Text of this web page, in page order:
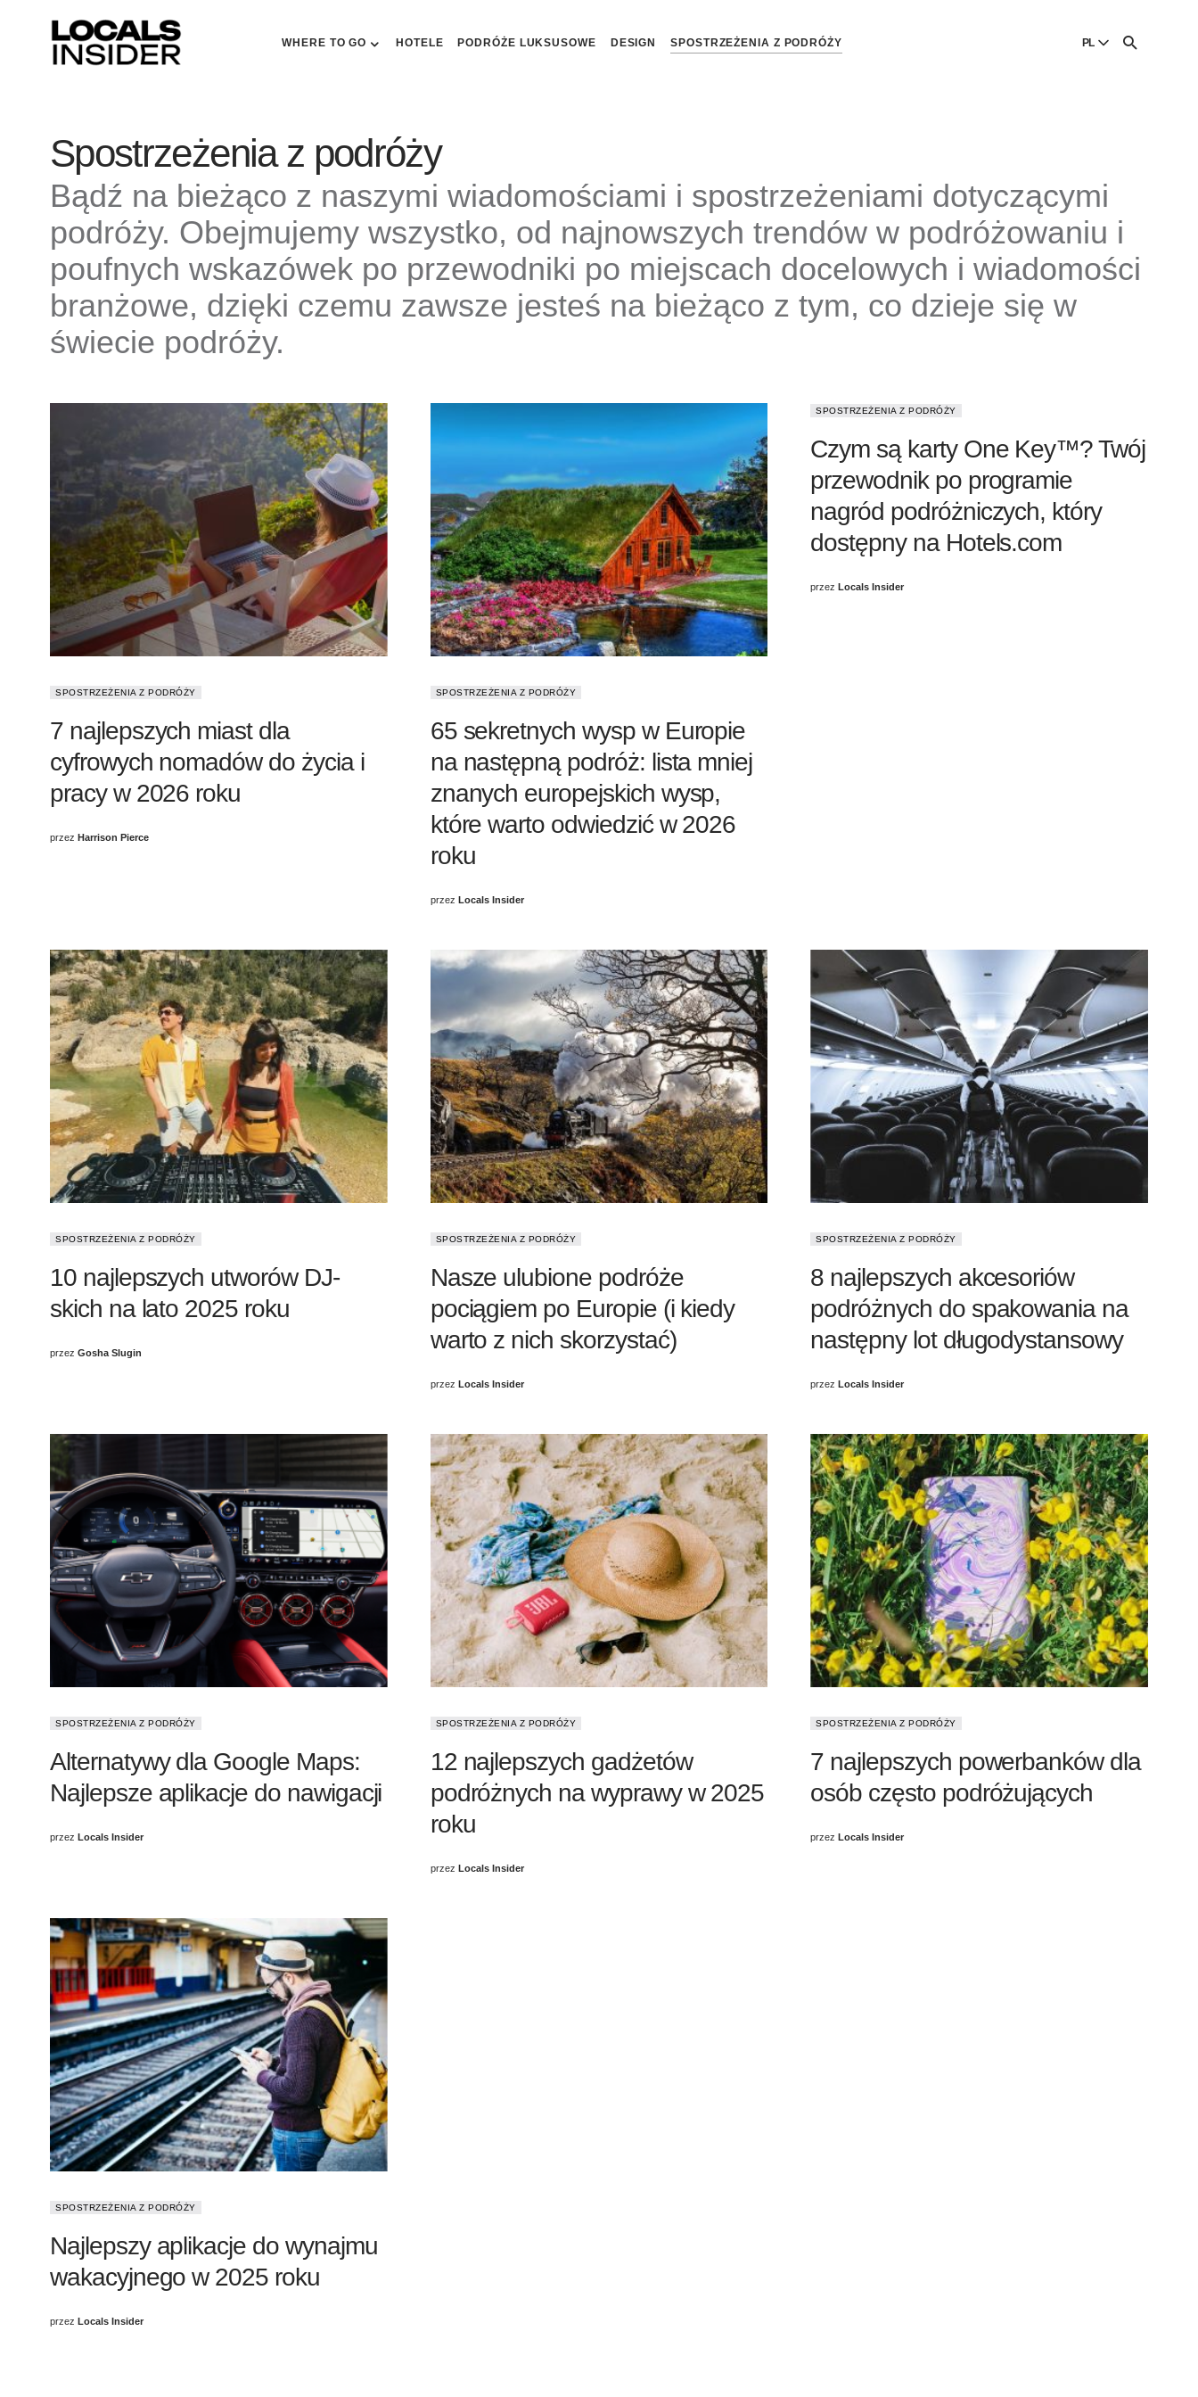
WHERE TO GO HOTELE PODRÓŻE LUKSUSOWE DESIGN SPOSTRZEŻENIA Z PODRÓŻY PL
Polski
Русский
Russian
Spostrzeżenia z podróży
Bądź na bieżąco z naszymi wiadomościami i spostrzeżeniami dotyczącymi
podróży. Obejmujemy wszystko, od najnowszych trendów w podróżowaniu i
poufnych wskazówek po przewodniki po miejscach docelowych i wiadomości
branżowe, dzięki czemu zawsze jesteś na bieżąco z tym, co dzieje się w
świecie podróży.
SPOSTRZEŻENIA Z PODRÓŻY
7 najlepszych miast dla
cyfrowych nomadów do życia i
pracy w 2026 roku
przez Harrison Pierce
SPOSTRZEŻENIA Z PODRÓŻY
65 sekretnych wysp w Europie
na następną podróż: lista mniej
znanych europejskich wysp,
które warto odwiedzić w 2026
roku
przez Locals Insider
SPOSTRZEŻENIA Z PODRÓŻY
Czym są karty One Key™? Twój
przewodnik po programie
nagród podróżniczych, który
dostępny na Hotels.com
przez Locals Insider
SPOSTRZEŻENIA Z PODRÓŻY
10 najlepszych utworów DJ-
skich na lato 2025 roku
przez Gosha Slugin
SPOSTRZEŻENIA Z PODRÓŻY
Nasze ulubione podróże
pociągiem po Europie (i kiedy
warto z nich skorzystać)
przez Locals Insider
SPOSTRZEŻENIA Z PODRÓŻY
8 najlepszych akcesoriów
podróżnych do spakowania na
następny lot długodystansowy
przez Locals Insider
SPOSTRZEŻENIA Z PODRÓŻY
Alternatywy dla Google Maps:
Najlepsze aplikacje do nawigacji
przez Locals Insider
SPOSTRZEŻENIA Z PODRÓŻY
12 najlepszych gadżetów
podróżnych na wyprawy w 2025
roku
przez Locals Insider
SPOSTRZEŻENIA Z PODRÓŻY
7 najlepszych powerbanków dla
osób często podróżujących
przez Locals Insider
SPOSTRZEŻENIA Z PODRÓŻY
Najlepszy aplikacje do wynajmu
wakacyjnego w 2025 roku
przez Locals Insider